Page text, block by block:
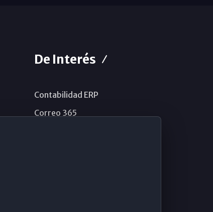
De Interés
Contabilidad ERP
Correo 365